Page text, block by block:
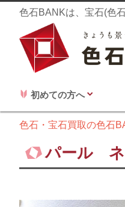
色石BANKは、宝石(色
初めての方へ
色石・宝石買取の色石
パール ネ